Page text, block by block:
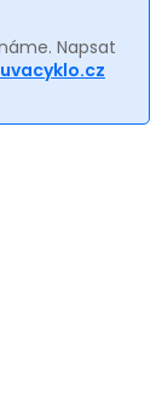
Napsat